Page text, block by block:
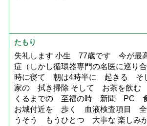
たもり
失礼します 小生 77歳です 今が最
症（しかし循環器専門の名医に巡り
時に寝て 朝は4時半に 起きる そ
家の 拭き掃除 そして お茶を飲
くるまでの 至福の時 新聞 PC
お城付近を 歩く 血液検査項目
うそう もうひとつ 大事な 楽しみ